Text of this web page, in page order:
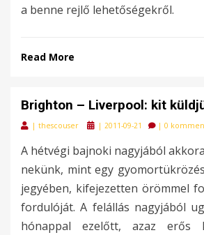
a benne rejlő lehetőségekről.
Read More
Brighton – Liverpool: kit
| thescouser
Posted
| 2011-09-21 | 0
A hétvégi bajnoki nagyjából
nekünk, mint egy
jegyében, kifejezetten örömmel
fordulóját. A felállás nagyjából
hónappal ezelőtt, azaz erős